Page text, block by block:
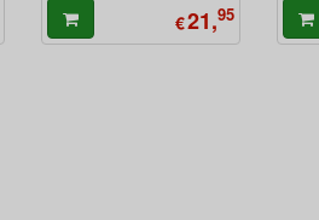
€21,95